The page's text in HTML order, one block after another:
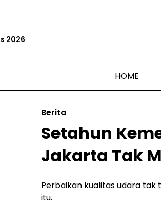
2026
HOME
Berita
Setahun
Jakarta Tak
Perbaikan kualitas udara
itu.